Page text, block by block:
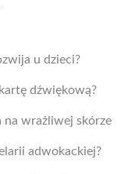
u dzieci?
dźwiękową?
na wrażliwej skórze
adwokackiej?